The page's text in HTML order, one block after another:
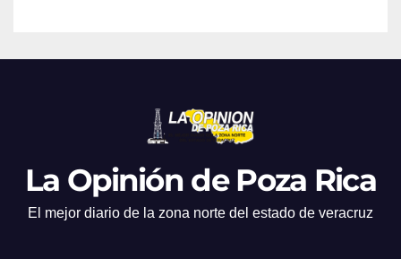
La Opinión de Poza Rica
El mejor diario de la zona norte del estado de veracruz